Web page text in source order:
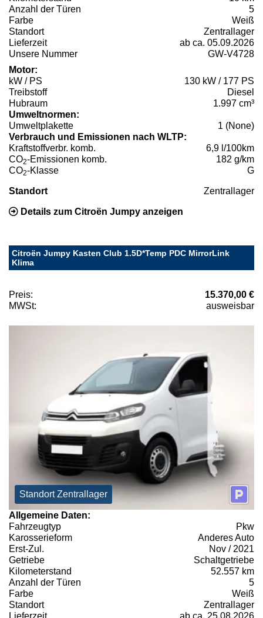
Anzahl der Türen
5
Farbe
Weiß
Standort
Zentrallager
Lieferzeit
ab ca. 05.09.2026
Unsere Nummer
GW-V4728
Motor:
kW / PS
130 kW / 177 PS
Treibstoff
Diesel
Hubraum
1.997 cm³
Umweltnormen:
Umweltplakette
1 (None)
Verbrauch und Emissionen nach WLTP:
Kraftstoffverbr. komb.
6,9 l/100km
CO2-Emissionen komb.
182 g/km
CO2-Klasse G
Standort Zentrallager
Details zum Citroën Jumpy anzeigen
Citroën Jumpy Kasten Club 1.5D*Temp PDC MirrorLink
Klima
Preis:
15.370,00 €
MWSt:
ausweisbar
Standort Zentrallager
Allgemeine Daten:
Fahrzeugtyp
Pkw
Karosserieform
Anderes Auto
Erst-Zul.
Nov / 2021
Getriebe
Schaltgetriebe
Kilometerstand
52.557 km
Anzahl der Türen
5
Farbe
Weiß
Standort
Zentrallager